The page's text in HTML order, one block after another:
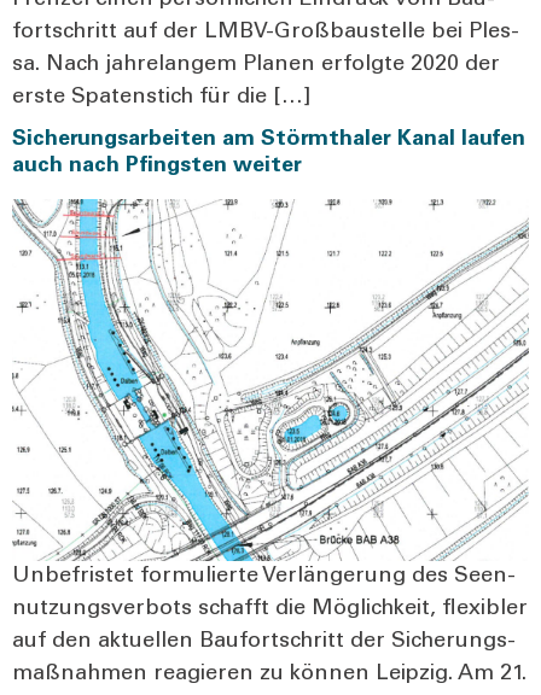
fort­schritt auf der LMBV-Gro­ß­­bau­s­tel­­le bei Ples­
sa. Nach jah­re­lan­gem Pla­nen erfolg­te 2020 der
ers­te Spa­ten­stich für die […]
Sicherungsarbeiten am Störmthaler Kanal laufen
auch nach Pfingsten weiter
Unbe­fris­tet for­mu­lier­te Ver­län­ge­rung des Seen­
nut­zungs­ver­bots schafft die Mög­lich­keit, fle­xi­bler
auf den aktu­el­len Bau­fort­schritt der Siche­rungs­
maß­nah­men reagie­ren zu kön­nen Leip­zig. Am 21.